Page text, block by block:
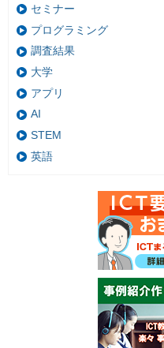
セミナー
プログラミング
調査結果
大学
アプリ
AI
STEM
英語